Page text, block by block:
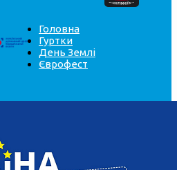
Головна
Гуртки
День Землі
Єврофест